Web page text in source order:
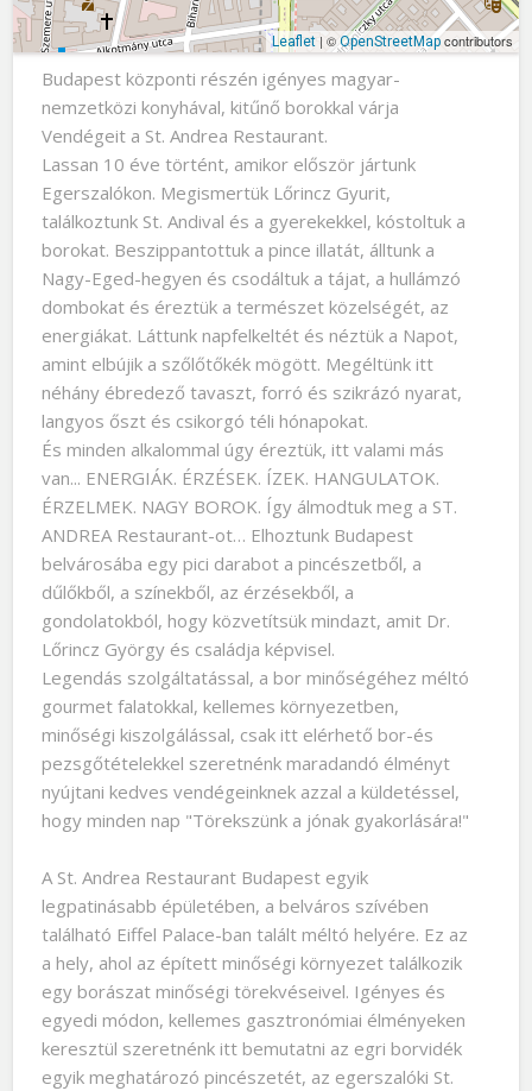
Leaflet| ©OpenStreetMapcontributors
Budapest központi részén igényes magyar-
nemzetközi konyhával, kitűnő borokkal várja
Vendégeit a St. Andrea Restaurant.
Lassan 10 éve történt, amikor először jártunk
Egerszalókon. Megismertük Lőrincz Gyurit,
találkoztunk St. Andival és a gyerekekkel, kóstoltuk a
borokat. Beszippantottuk a pince illatát, álltunk a
Nagy-Eged-hegyen és csodáltuk a tájat, a hullámzó
dombokat és éreztük a természet közelségét, az
energiákat. Láttunk napfelkeltét és néztük a Napot,
amint elbújik a szőlőtőkék mögött. Megéltünk itt
néhány ébredező tavaszt, forró és szikrázó nyarat,
langyos őszt és csikorgó téli hónapokat.
És minden alkalommal úgy éreztük, itt valami más
van... ENERGIÁK. ÉRZÉSEK. ÍZEK. HANGULATOK.
ÉRZELMEK. NAGY BOROK. Így álmodtuk meg a ST.
ANDREA Restaurant-ot… Elhoztunk Budapest
belvárosába egy pici darabot a pincészetből, a
dűlőkből, a színekből, az érzésekből, a
gondolatokból, hogy közvetítsük mindazt, amit Dr.
Lőrincz György és családja képvisel.
Legendás szolgáltatással, a bor minőségéhez méltó
gourmet falatokkal, kellemes környezetben,
minőségi kiszolgálással, csak itt elérhető bor-és
pezsgőtételekkel szeretnénk maradandó élményt
nyújtani kedves vendégeinknek azzal a küldetéssel,
hogy minden nap "Törekszünk a jónak gyakorlására!"
A St. Andrea Restaurant Budapest egyik
legpatinásabb épületében, a belváros szívében
található Eiffel Palace-ban talált méltó helyére. Ez az
a hely, ahol az épített minőségi környezet találkozik
egy borászat minőségi törekvéseivel. Igényes és
egyedi módon, kellemes gasztronómiai élményeken
keresztül szeretnénk itt bemutatni az egri borvidék
egyik meghatározó pincészetét, az egerszalóki St.